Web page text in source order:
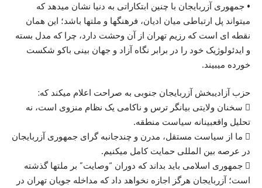
• جمهوری آزربایجان با چنین ابتکاراتی به دنیا نشان میدهد که
میتواند پل ارتباطی میان ادیان، فرهنگها و ملتها باشد؛ این همان
نقطه ای است که رزیم تهران از آن وحشت دارد، چرا که مدل بسته
و ایدئولوژیک خود را در برابر نگاه آزاد و جهان بینی باکو شکست
خورده میبیند.
حزب آزادیبخش آزربایجان جنوبی به صراحت اعلام میکند که:
 سخنان ولایتی بیانگر ترس و ناکامی یک نظام منزوی است، نه
تحلیل واقعبینانه سیاست منطقه.
 ما از سیاست مستقل، مدرن و چندجانبه گرای جمهوری آزربایجان
در عرصه بین المللی حمایت کامل میکنیم.
 جمهوری اسلامی باید بداند که دوران “وصایت” بر ملتها گذشته
است؛ آزربایجان هرگز اجازه نخواهد داد که مداخله جویان تهران در